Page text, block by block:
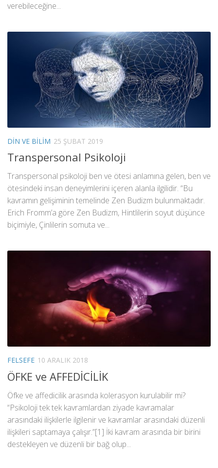
verebileceğine...
DIN VE BILIM 25 ŞUBAT 2019
Transpersonal Psikoloji
Transpersonal psikoloji ben ve ötesi anlamına gelen, ben ve
ötesindeki insan deneyimlerini içeren alanla ilgilidir. “Bu
kavramın gelişiminin temelinde Zen Budizm bulunmaktadır.
Erich Fromm’a göre Zen Budizm, Hintlilerin soyut düşünce
biçimiyle, Çinlilerin somuta ve...
FELSEFE 10 ARALIK 2018
ÖFKE ve AFFEDİCİLİK
Öfke ve affedicilik arasında kolerasyon kurulabilir mi?
“Psikoloji tek tek kavramlardan ziyade kavramalar
arasındaki ilişkilerle ilgilenir ve kavramlar arasındaki düzenli
ilişkileri saptamaya çalışır.”[1] İki kavram arasında bir birini
destekleyen ve düzenli bir bağ olup...